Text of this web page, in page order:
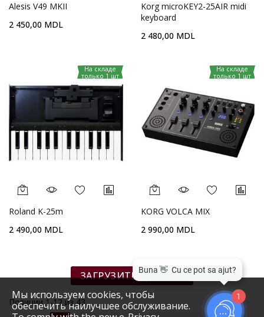
Мы используем cookies, чтобы
обеспечить наилучшее обслуживание.
Alesis V49 MKII
2 450,00 MDL
Korg microKEY2-25AIR midi
keyboard
2 480,00 MDL
На складе
только 1 шт
Roland K-25m
2 490,00 MDL
На складе
только 1 шт
KORG VOLCA MIX
2 990,00 MDL
ЗАГРУЗИТЬ ДАЛЬШЕ
Позиции1-12из43 1